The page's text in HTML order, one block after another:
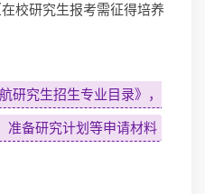
校研究生报考需征得培养
研究生招生专业目录》，
准备研究计划等申请材料